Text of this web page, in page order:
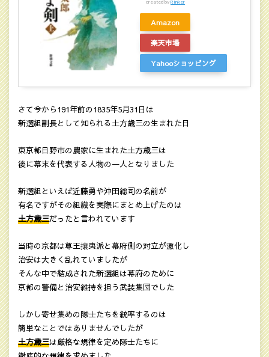
created byRinker
Amazon
楽天市場
Yahooショッピング
さて今から191年前の1835年5月31日は
新選組副長として知られる土方歳三の生まれた日
東京都日野市の農家に生まれた土方歳三は
後に幕末を代表する人物の一人となりました
新選組といえば近藤勇や沖田総司の名前が
有名ですがその組織を実際にまとめ上げたのは
土方歳三だったと言われています
当時の京都は尊王攘夷派と幕府側の対立が激化し
治安は大きく乱れていましたが
そんな中で結成された新選組は幕府のために
京都の警備と治安維持を担う武装集団でした
しかし寄せ集めの隊士たちを統率するのは
簡単なことではありませんでしたが
土方歳三は厳格な規律を定め隊士たちに